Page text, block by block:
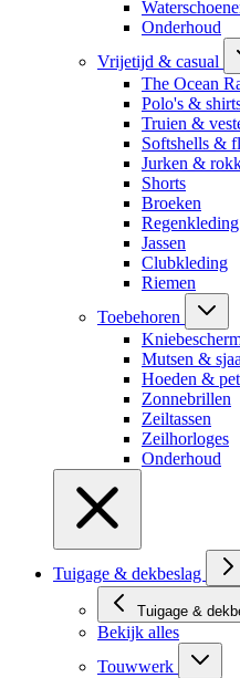
Onderhoud
Vrijetijd & casual
The Ocean
Polo's &
Truien &
Softshells &
Jurken &
Shorts
Broeken
Regenkleding
Jassen
Clubkleding
Riemen
Toebehoren
Mutsen &
Hoeden &
Zonnebrillen
Zeiltassen
Zeilhorloges
Onderhoud
Tuigage & dekbeslag
Tuigage &
Bekijk alles
Touwwerk